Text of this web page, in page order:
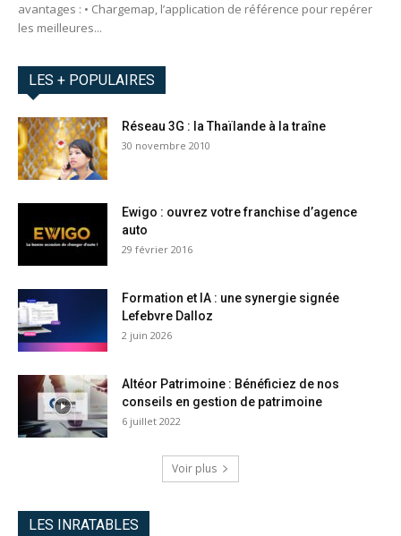
avantages : • Chargemap, l’application de référence pour repérer
les meilleures...
LES + POPULAIRES
Réseau 3G : la Thaïlande à la traîne
30 novembre 2010
Ewigo : ouvrez votre franchise d’agence
auto
29 février 2016
Formation et IA : une synergie signée
Lefebvre Dalloz
2 juin 2026
Altéor Patrimoine : Bénéficiez de nos
conseils en gestion de patrimoine
6 juillet 2022
Voir plus
LES INRATABLES